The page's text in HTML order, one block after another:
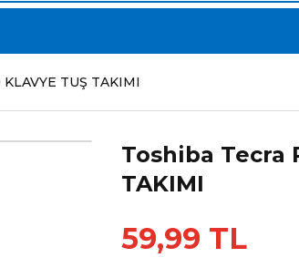
TUŞ TAKIMI
Toshiba Tecra
TAKIMI
59,99 TL